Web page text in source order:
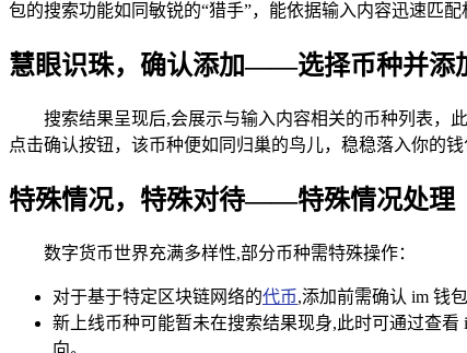
包的搜索功能如同敏锐的“猎手”，能依据输入内容迅速匹配
慧眼识珠，确认添加——选择币种并添
搜索结果呈现后,会展示与输入内容相关的币种列表，
点击确认按钮，该币种便如同归巢的鸟儿，稳稳落入你的钱
特殊情况，特殊对待——特殊情况处理
数字货币世界充满多样性,部分币种需特殊操作：
对于基于特定区块链网络的代币,添加前需确认 im 钱
新上线币种可能暂未在搜索结果现身,此时可通过查
向。